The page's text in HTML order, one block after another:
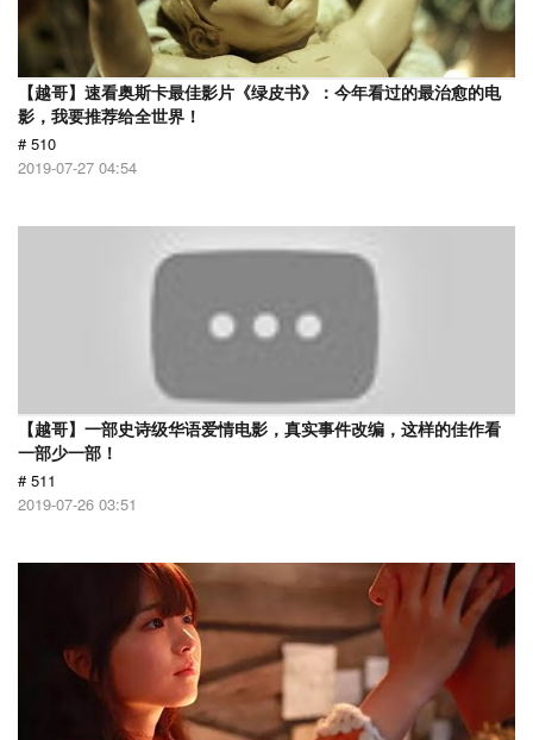
【越哥】速看奥斯卡最佳影片《绿皮书》：今年看过的最治愈的电
影，我要推荐给全世界！
# 510
2019-07-27 04:54
【越哥】一部史诗级华语爱情电影，真实事件改编，这样的佳作看
一部少一部！
# 511
2019-07-26 03:51